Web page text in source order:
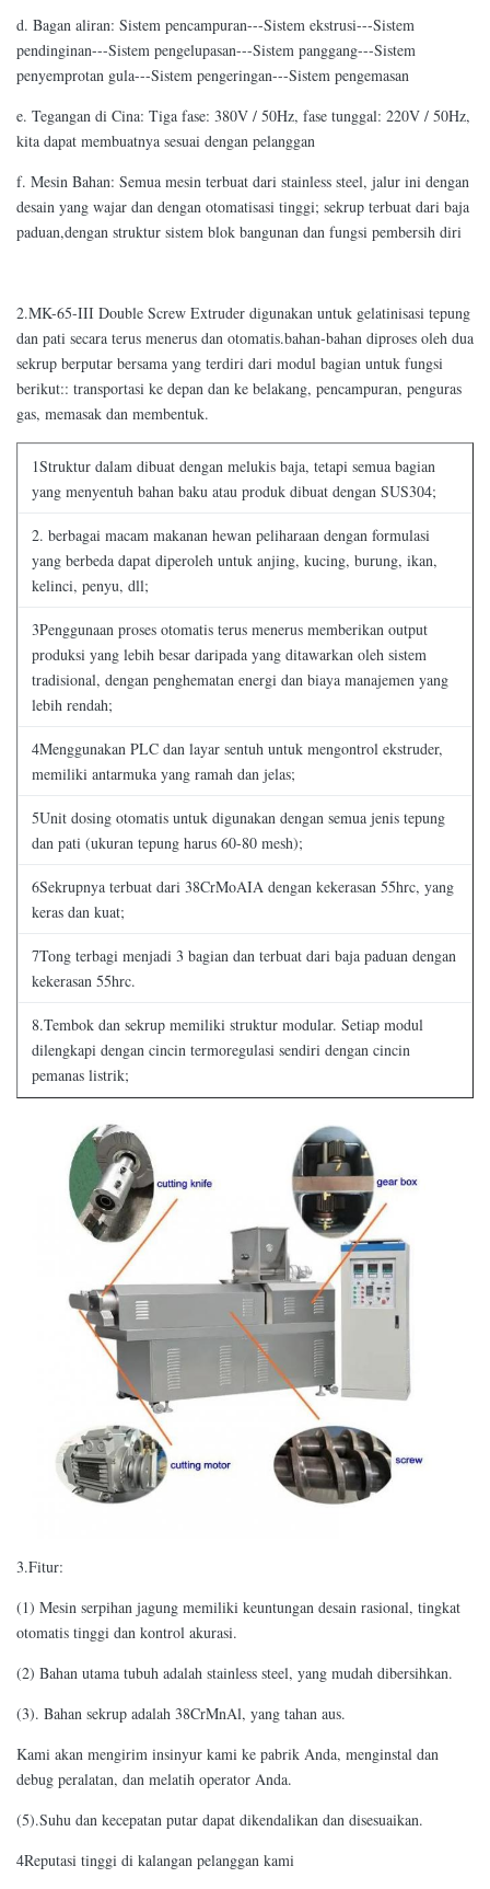
d. Bagan aliran: Sistem pencampuran---Sistem ekstrusi---Sistem
pendinginan---Sistem pengelupasan---Sistem panggang---Sistem
penyemprotan gula---Sistem pengeringan---Sistem pengemasan
e. Tegangan di Cina: Tiga fase: 380V / 50Hz, fase tunggal: 220V / 50Hz,
kita dapat membuatnya sesuai dengan pelanggan
f. Mesin Bahan: Semua mesin terbuat dari stainless steel, jalur ini dengan
desain yang wajar dan dengan otomatisasi tinggi; sekrup terbuat dari baja
paduan,dengan struktur sistem blok bangunan dan fungsi pembersih diri
2.MK-65-III Double Screw Extruder digunakan untuk gelatinisasi tepung
dan pati secara terus menerus dan otomatis.bahan-bahan diproses oleh dua
sekrup berputar bersama yang terdiri dari modul bagian untuk fungsi
berikut:: transportasi ke depan dan ke belakang, pencampuran, penguras
gas, memasak dan membentuk.
1Struktur dalam dibuat dengan melukis baja, tetapi semua bagian
yang menyentuh bahan baku atau produk dibuat dengan SUS304;
2. berbagai macam makanan hewan peliharaan dengan formulasi
yang berbeda dapat diperoleh untuk anjing, kucing, burung, ikan,
kelinci, penyu, dll;
3Penggunaan proses otomatis terus menerus memberikan output
produksi yang lebih besar daripada yang ditawarkan oleh sistem
tradisional, dengan penghematan energi dan biaya manajemen yang
lebih rendah;
4Menggunakan PLC dan layar sentuh untuk mengontrol ekstruder,
memiliki antarmuka yang ramah dan jelas;
5Unit dosing otomatis untuk digunakan dengan semua jenis tepung
dan pati (ukuran tepung harus 60-80 mesh);
6Sekrupnya terbuat dari 38CrMoAIA dengan kekerasan 55hrc, yang
keras dan kuat;
7Tong terbagi menjadi 3 bagian dan terbuat dari baja paduan dengan
kekerasan 55hrc.
8.Tembok dan sekrup memiliki struktur modular. Setiap modul
dilengkapi dengan cincin termoregulasi sendiri dengan cincin
pemanas listrik;
3.Fitur:
(1) Mesin serpihan jagung memiliki keuntungan desain rasional, tingkat
otomatis tinggi dan kontrol akurasi.
(2) Bahan utama tubuh adalah stainless steel, yang mudah dibersihkan.
(3). Bahan sekrup adalah 38CrMnAl, yang tahan aus.
Kami akan mengirim insinyur kami ke pabrik Anda, menginstal dan
debug peralatan, dan melatih operator Anda.
(5).Suhu dan kecepatan putar dapat dikendalikan dan disesuaikan.
4Reputasi tinggi di kalangan pelanggan kami